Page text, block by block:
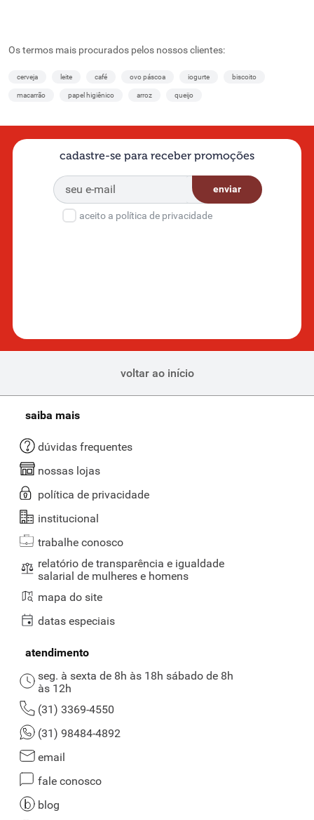
Os termos mais procurados pelos nossos clientes:
cerveja leite café ovo páscoa iogurte biscoito
macarrão papel higiênico arroz queijo
cadastre-se para receber promoções
enviar
aceito a política de privacidade
voltar ao início
saiba mais
dúvidas frequentes
nossas lojas
política de privacidade
institucional
trabalhe conosco
relatório de transparência e igualdade
salarial de mulheres e homens
mapa do site
datas especiais
atendimento
seg. à sexta de 8h às 18h sábado de 8h
às 12h
(31) 3369-4550
(31) 98484-4892
email
fale conosco
blog